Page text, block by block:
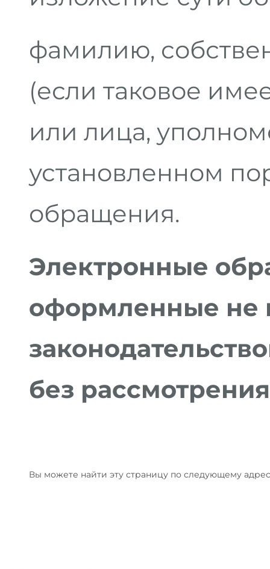
фамилию,
(если таковое
или лица,
установленном
обращения.
Электронные
оформленные не
без
Вы можете найти эту страницу по следующему